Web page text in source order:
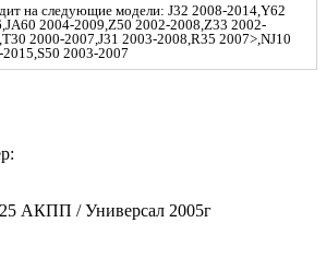
на следующие модели: J32 2008-2014,Y62
2004-2009,Z50 2002-2008,Z33 2002-
2000-2007,J31 2003-2008,R35 2007>,NJ10
2003-2007
АКПП / Универсал 2005г